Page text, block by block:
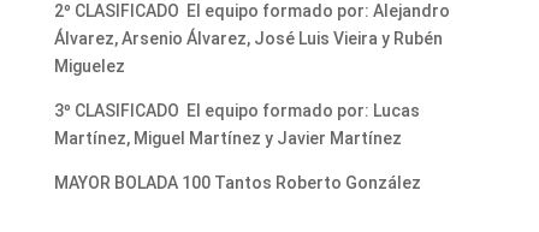
2º CLASIFICADO El equipo formado por: Alejandro
Álvarez, Arsenio Álvarez, José Luis Vieira y Rubén
Miguelez
3º CLASIFICADO El equipo formado por: Lucas
Martínez, Miguel Martínez y Javier Martínez
MAYOR BOLADA 100 Tantos Roberto González